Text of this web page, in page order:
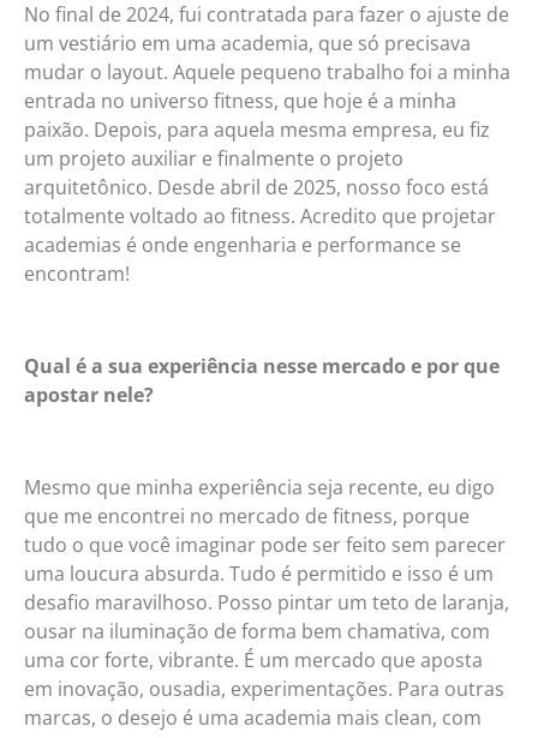
No final de 2024, fui contratada para fazer o ajuste de
um vestiário em uma academia, que só precisava
mudar o layout. Aquele pequeno trabalho foi a minha
entrada no universo fitness, que hoje é a minha
paixão. Depois, para aquela mesma empresa, eu fiz
um projeto auxiliar e finalmente o projeto
arquitetônico. Desde abril de 2025, nosso foco está
totalmente voltado ao fitness. Acredito que projetar
academias é onde engenharia e performance se
encontram!
Qual é a sua experiência nesse mercado e por que
apostar nele?
Mesmo que minha experiência seja recente, eu digo
que me encontrei no mercado de fitness, porque
tudo o que você imaginar pode ser feito sem parecer
uma loucura absurda. Tudo é permitido e isso é um
desafio maravilhoso. Posso pintar um teto de laranja,
ousar na iluminação de forma bem chamativa, com
uma cor forte, vibrante. É um mercado que aposta
em inovação, ousadia, experimentações. Para outras
marcas, o desejo é uma academia mais clean, com